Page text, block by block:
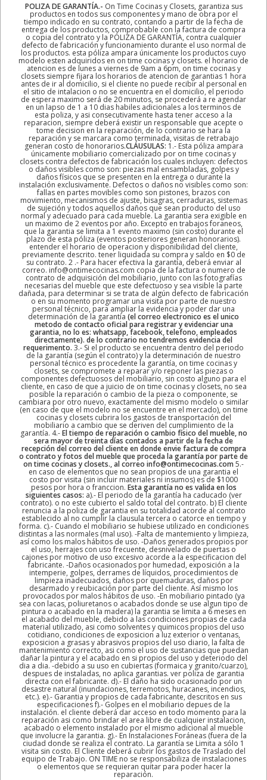
POLIZA DE GARANTÍA.- On Time Cocinas y Closets, garantiza sus
productos en todos sus componentes y mano de obra por el
tiempo indicado en su contrato, contando a partir de la fecha de
entrega de los productos, comprobable con la factura de compra
o copia del contrato y la PÓLIZA DE GARANTÍA, contra cualquier
defecto de fabricación y funcionamiento durante el uso normal de
los productos. esta póliza ampara únicamente los productos cuyo
modelo esten adquiridos en on time cocinas y closets. el horario de
atencion es de lunes a viernes de 9am a 6pm, on time cocinas y
closets siempre fijara los horarios de atencion de garantias 1 hora
antes de ir al domicilio, si el cliente no puede recibir al personal en
el sitio de intalacion o no se encuentra en el domicilio, el periodo
de espera maximo será de 20 minutos, se procederá a re agendar
en un lapso de 1 a 10 dias habiles adicionales a los terminos de
esta poliza, y asi consecutivamente hasta tener acceso a la
reparacion, siempre deberá existir un responsable que acepte o
tome decision en la reparación, de lo contrario se hara la
reparación y se marcara como terminada, visitas de retrabajo
generan costo de honorarios.CLÁUSULAS: 1.- Esta póliza ampara
únicamente mobiliario comercializado por on time cocinas y
closets contra defectos de fabricación los cuales incluyen: defectos
o daños visibles como son: piezas mal ensambladas, golpes y
daños físicos que se presenten en la entrega o durante la
instalación exclusivamente. Defectos o daños no visibles como son:
fallas en partes movibles como son pistones, brazos con
movimiento, mecanismos de ajuste, bisagras, cerraduras, sistemas
de sujeción y todos aquellos daños que sean producto del uso
normal y adecuado para cada mueble. La garantia sera exigible en
un maximo de 2 eventos por año. Excepto en trabajos foraneos,
que la garantia se limita a 1 evento maximo (sin costo) durante el
plazo de esta póliza (eventos posteriores generan honorarios).
entender el horario de operacion y disponibilidad del cliente,
previamente descrito. tener liquidada su compra y saldo en $0 de
su contrato. 2 .- Para hacer efectiva la garantía, deberá enviar al
correo. info@ontimecocinas.com copia de la factura o numero de
contrato de adquisición del mobiliario, junto con las fotografías
necesarias del mueble que este defectuoso y sea visible la parte
dañada, para determinar si se trata de algún defecto de fabricación
o en su momento programar una visita por parte de nuestro
personal técnico, para ampliar la evidencia y poder dar una
determinación de la garantía (el correo electronico es el unico
metodo de contacto oficial para registrar y evidenciar una
garantia, no lo es: whatsapp, facebook, telefono, empleados
directamente). de lo contrario no tendremos evidencia del
requerimento. 3.- Si el producto se encuentra dentro del periodo
de la garantía (según el contrato) y la determinación de nuestro
personal técnico es procedente la garantía, on time cocinas y
closets, se compromete a reparar y/o reponer las piezas o
componentes defectuosos del mobiliario, sin costo alguno para el
cliente, en caso de que a juicio de on time cocinas y closets, no sea
posible la reparación o cambio de la pieza o componente, se
cambiara por otro nuevo, exactamente del mismo modelo o similar
(en caso de que el modelo no se encuentre en el mercado), on time
cocinas y closets cubrira los gastos de transportación del
mobiliario a cambio que se deriven del cumplimiento de la
garantía. 4.-El tiempo de reparación o cambio físico del mueble, no
sera mayor de treinta días contados a partir de la fecha de
recepción del correo del cliente en donde envie factura de compra
o contrato y fotos del mueble que proceda la garantía por parte de
on time cocinas y closets., al correo info@ontimecocinas.com 5.-
en caso de elementos que no sean propios de una garantia el
costo por visita (sin incluir materiales ni insumos) es de $1000
pesos por hora o franccion. Esta garantía no es valida en los
siguientes casos: a).- El periodo de la garantía ha caducado (ver
contrato). o no este cubierto el saldo total del contrato. b) El cliente
renuncia a la poliza de garantia en su totalidad acorde al contrato
establecido al no cumplir la clausula tercera o catorce en tiempo y
forma. c).- Cuando el mobiliario se hubiese utilizado en condiciones
distintas a las normales (mal uso). -Falta de mantemiento y limpieza,
así como los malos hábitos de uso. -Daños generados propios por
el uso, herrajes con uso frecuente, desnivelado de puertas o
cajones por motivo de uso excesivo acorde a la especificacion del
fabricante. -Daños ocasionados por humedad, exposición a la
intemperie, golpes, derrames de líquidos, procedimientos de
limpieza inadecuados, daños por quemaduras, daños por
desarmado y reubicación por parte del cliente. Así mismo los
provocados por malos hábitos de uso. -En mobiliario pintado (ya
sea con lacas, poliuretanos o acabados donde se use algun tipo de
pintura o acabado en la madera) la garantia se limita a 6 meses en
el acabado del mueble, debido a las condiciones propias de cada
material utilizado, asi como solventes y quimicos propios del uso
cotidiano, condiciones de exposicion a luz exterior o ventanas,
exposicion a grasas y abrasivos propios del uso diario, la falta de
mantenimiento correcto, asi como el uso de sustancias que puedan
dañar la pintura y el acabado en si propios del uso y deteriodo del
dia a dia. -debido a su uso en cubiertas (formaica y granito/cuarzo),
despues de instaladas, no aplica garantias. ver poliza de garantia
directa con el fabricante. d).- El daño ha sido ocasionado por un
desastre natural (inundaciones, terremotos, huracanes, incendios,
etc.). e).- Garantia y propios de cada fabricante, descritos en sus
especificaciones f).- Golpes en el mobiliario depues de la
instalación. el cliente deberá dar acceso en todo momento para la
reparación asi como brindar el area libre de cualquier instalacion,
acabado o elemento instalado por el mismo adicional al mueble
que involucre la garantia. g).- En Instalaciones Foráneas (fuera de la
ciudad donde se realiza el contrato. La garantía se Limita a sólo 1
visita sin costo. El Cliente deberá cubrir los gastos de Traslado del
equipo de Trabajo. ON TIME no se responsabiliza de instalaciones
o elementos que se requieran quitar para poder hacer la
reparación.